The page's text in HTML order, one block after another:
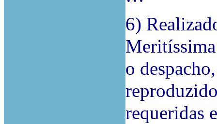
6)
o
requeridas